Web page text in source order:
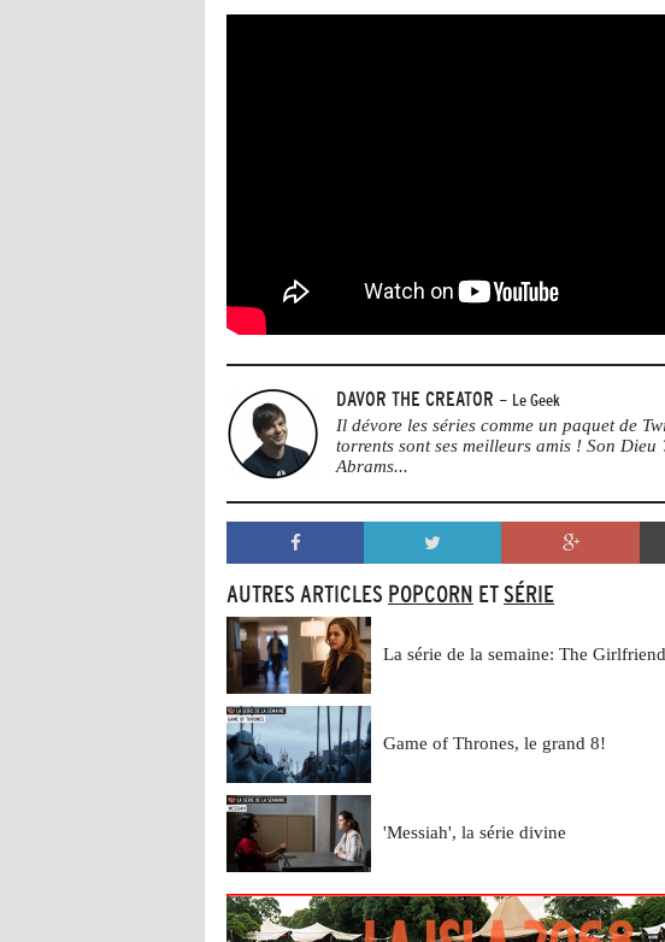
DAVOR THE CREATOR - Le Geek
Il dévore les séries comme un paquet de
torrents sont ses meilleurs amis ! Son Dieu
Abrams...
AUTRES ARTICLES POPCORN ETSÉRIE
La série de la semaine: The
Game of Thrones, le grand 8!
'Messiah', la série divine